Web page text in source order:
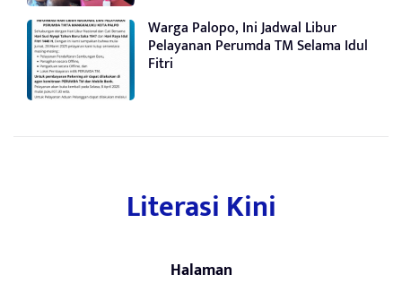
Warga Palopo, Ini Jadwal Libur
Pelayanan Perumda TM Selama Idul
Fitri
Literasi Kini
Halaman